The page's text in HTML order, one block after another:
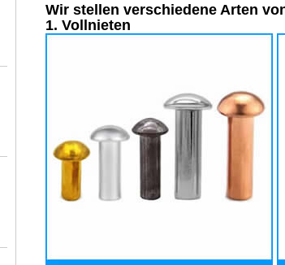
Wir stellen verschiedene Arten
1. Vollnieten